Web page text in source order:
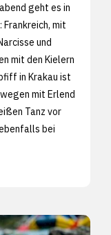
geht es in
mit
und
mit den Kielern
in Krakau ist
mit Erlend
Tanz vor
bei